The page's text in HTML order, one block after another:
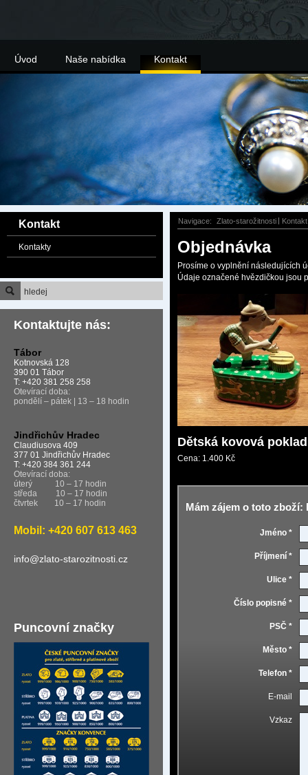
Úvod Naše nabídka Kontakt
Kontakt
Kontakty
Kontaktujte nás:
Tábor
Kotnovská 128
390 01 Tábor
T: +420 381 258 258
Otevírací doba:
pondělí – pátek | 13 – 18 hodin
Jindřichův Hradec
Claudiusova 409
377 01 Jindřichův Hradec
T: +420 384 361 244
Otevírací doba:
úterý 10 – 17 hodin
středa 10 – 17 hodin
čtvrtek 10 – 17 hodin
Mobil: +420 607 613 463
info@zlato-starozitnosti.cz
Puncovní značky
Navigace: Zlato-starožitnosti Kontakt
Objednávka
Prosíme o vyplnění následujících
Údaje označené hvězdičkou jsou
Dětská kovová
Cena: 1.400 Kč
Mám zájem o toto zboží:
Jméno *
Příjmení *
Ulice *
Číslo popisné *
PSČ *
Město *
Telefon *
E-mail
Vzkaz